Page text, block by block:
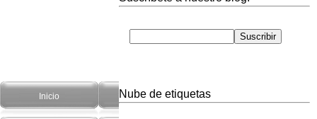
Inicio Hogar
Nube de etiquetas